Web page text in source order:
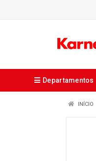
Departamentos
INÍCIO